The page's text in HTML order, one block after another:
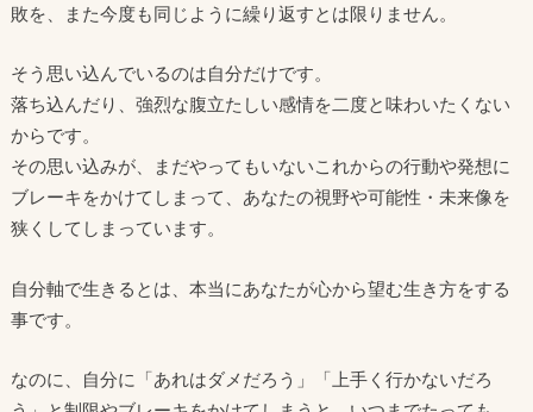
敗を、また今度も同じように繰り返すとは限りません。
そう思い込んでいるのは自分だけです。
落ち込んだり、強烈な腹立たしい感情を二度と味わいたくない
からです。
その思い込みが、まだやってもいないこれからの行動や発想に
ブレーキをかけてしまって、あなたの視野や可能性・未来像を
狭くしてしまっています。
自分軸で生きるとは、本当にあなたが心から望む生き方をする
事です。
なのに、自分に「あれはダメだろう」「上手く行かないだろ